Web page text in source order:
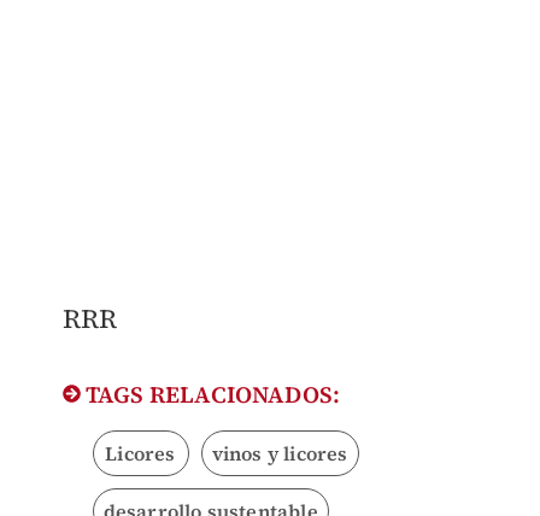
​RRR
TAGS RELACIONADOS:
Licores vinos y licores